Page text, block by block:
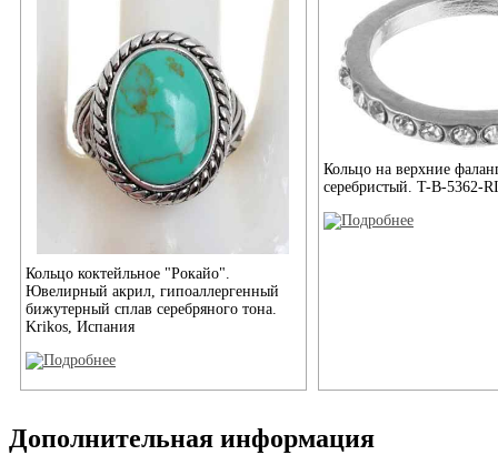
Кольцо коктейльное "Рокайо".
Ювелирный акрил, гипоаллергенный
бижутерный сплав серебряного тона.
Krikos, Испания
Кольцо на верхние
серебристый. T-B-5362-
Дополнительная информация